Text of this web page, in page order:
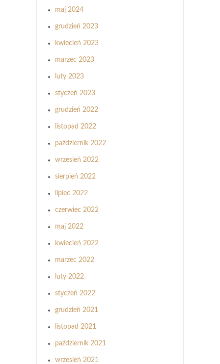
maj 2024
grudzień 2023
kwiecień 2023
marzec 2023
luty 2023
styczeń 2023
grudzień 2022
listopad 2022
październik 2022
wrzesień 2022
sierpień 2022
lipiec 2022
czerwiec 2022
maj 2022
kwiecień 2022
marzec 2022
luty 2022
styczeń 2022
grudzień 2021
listopad 2021
październik 2021
wrzesień 2021